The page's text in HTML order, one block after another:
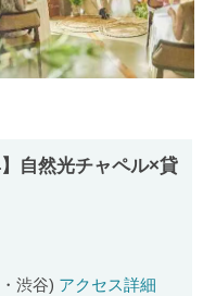
自然光チャペル×貸
渋谷) アクセス詳細